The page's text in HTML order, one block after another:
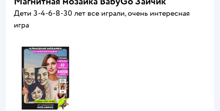
Дети 3-4-6-8-30 лет все играли, очень интересная
игра